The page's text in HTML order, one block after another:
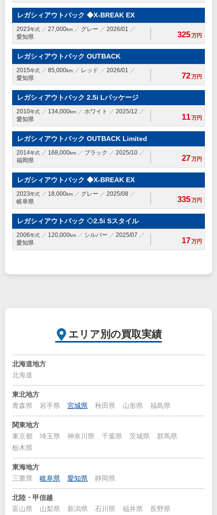
レガシィアウトバック ◆X-BREAK EX
2023年式 27,000km グレー
2026/01
愛知県
325万円
レガシィアウトバック OUTBACK
2015年式 85,000km レッド
2026/01
愛知県
72万円
レガシィアウトバック 2.5i Lパッケージ
2010年式 134,000km ホワイト
2025/12
愛知県
11万円
レガシィアウトバック OUTBACK Limited
2014年式 168,000km ブラック
2025/10
福岡県
27万円
レガシィアウトバック ◆X-BREAK EX
2023年式 18,000km グレー
2025/08
岐阜県
335万円
レガシィアウトバック ◇2.5i Sスタイル
2006年式 120,000km シルバー
2025/07
愛知県
17万円
エリア別の買取実績
北海道地方
北海道
東北地方
青森県
岩手県 宮城県 秋田県 山形県 福島県
関東地方
東京都
埼玉県 神奈川県 千葉県 茨城県
群馬県
栃木県
東海地方
三重県
岐阜県 愛知県 静岡県
北陸・甲信越
富山県
山梨県 新潟県 石川県 福井県 長野県